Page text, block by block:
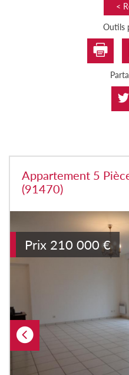
<
Outils
Appartement 5
(91470)
Prix 210 000 €